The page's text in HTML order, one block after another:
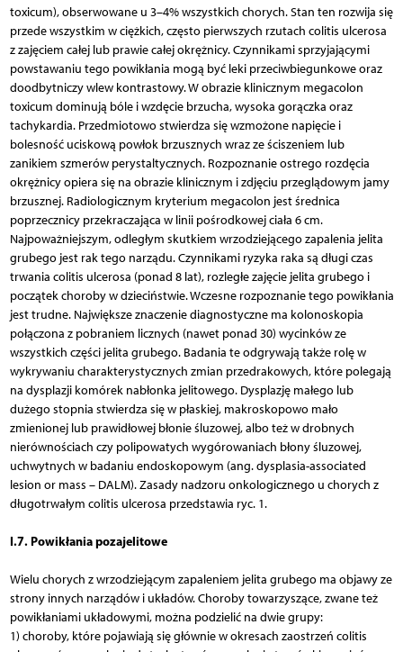
toxicum), obserwowane u 3–4% wszystkich chorych. Stan ten rozwija się
przede wszystkim w ciężkich, często pierwszych rzutach colitis ulcerosa
z zajęciem całej lub prawie całej okrężnicy. Czynnikami sprzyjającymi
powstawaniu tego powikłania mogą być leki przeciwbiegunkowe oraz
doodbytniczy wlew kontrastowy. W obrazie klinicznym megacolon
toxicum dominują bóle i wzdęcie brzucha, wysoka gorączka oraz
tachykardia. Przedmiotowo stwierdza się wzmożone napięcie i
bolesność uciskową powłok brzusznych wraz ze ściszeniem lub
zanikiem szmerów perystaltycznych. Rozpoznanie ostrego rozdęcia
okrężnicy opiera się na obrazie klinicznym i zdjęciu przeglądowym jamy
brzusznej. Radiologicznym kryterium megacolon jest średnica
poprzecznicy przekraczająca w linii pośrodkowej ciała 6 cm.
Najpoważniejszym, odległym skutkiem wrzodziejącego zapalenia jelita
grubego jest rak tego narządu. Czynnikami ryzyka raka są długi czas
trwania colitis ulcerosa (ponad 8 lat), rozległe zajęcie jelita grubego i
początek choroby w dzieciństwie. Wczesne rozpoznanie tego powikłania
jest trudne. Największe znaczenie diagnostyczne ma kolonoskopia
połączona z pobraniem licznych (nawet ponad 30) wycinków ze
wszystkich części jelita grubego. Badania te odgrywają także rolę w
wykrywaniu charakterystycznych zmian przedrakowych, które polegają
na dysplazji komórek nabłonka jelitowego. Dysplazję małego lub
dużego stopnia stwierdza się w płaskiej, makroskopowo mało
zmienionej lub prawidłowej błonie śluzowej, albo też w drobnych
nierównościach czy polipowatych wygórowaniach błony śluzowej,
uchwytnych w badaniu endoskopowym (ang. dysplasia-associated
lesion or mass – DALM). Zasady nadzoru onkologicznego u chorych z
długotrwałym colitis ulcerosa przedstawia ryc. 1.
I.7. Powikłania pozajelitowe
Wielu chorych z wrzodziejącym zapaleniem jelita grubego ma objawy ze
strony innych narządów i układów. Choroby towarzyszące, zwane też
powikłaniami układowymi, można podzielić na dwie grupy:
1) choroby, które pojawiają się głównie w okresach zaostrzeń colitis